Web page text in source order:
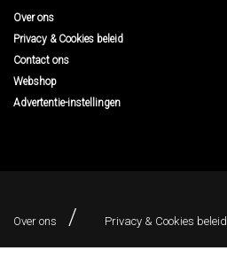
Over ons
Privacy & Cookies beleid
Contact ons
Webshop
Advertentie-instellingen
Over ons Privacy & Cookies beleid